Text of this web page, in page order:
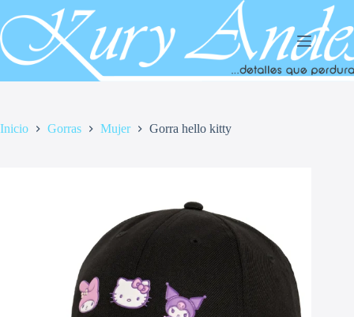
al
contenido
Inicio Gorras Mujer Gorra hello kitty